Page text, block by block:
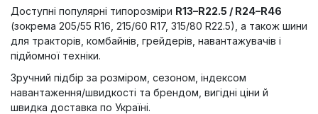
Доступні популярні типорозміри R13–R22.5 / R24–R46
(зокрема 205/55 R16, 215/60 R17, 315/80 R22.5), а також шини
для тракторів, комбайнів, грейдерів, навантажувачів і
підйомної техніки.
Зручний підбір за розміром, сезоном, індексом
навантаження/швидкості та брендом, вигідні ціни й
швидка доставка по Україні.